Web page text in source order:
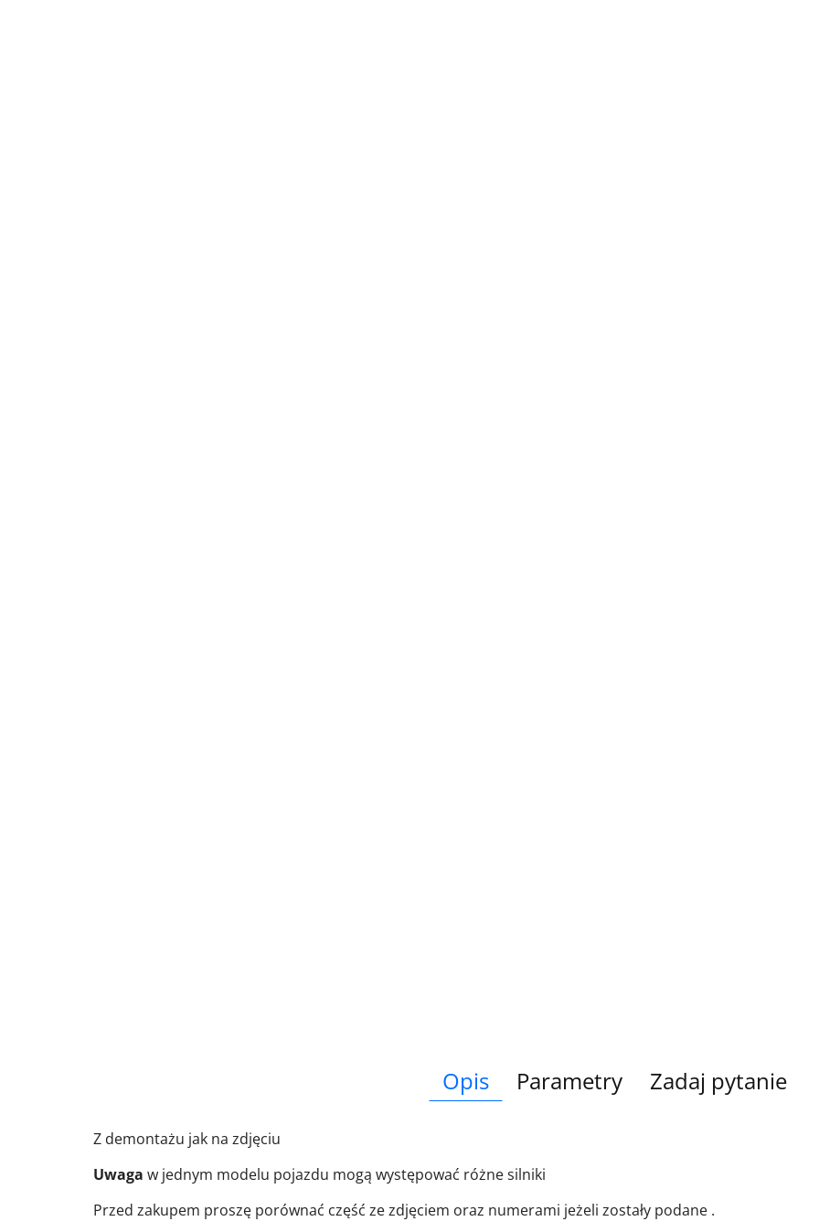
Opis Parametry Zadaj pytanie
Z demontażu jak na zdjęciu
Uwaga w jednym modelu pojazdu mogą występować różne silniki
Przed zakupem proszę porównać część ze zdjęciem oraz numerami jeżeli zostały podane .